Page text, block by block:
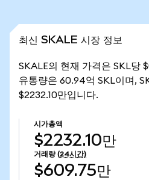
최신 SKALE 시장 정보
SKALE의 현재 가격은 SKL당
유통량은 60.94억 SKL이며,
$2232.10만입니다.
시가총액
$2232.10만
거래량 (24시간)
$609.75만